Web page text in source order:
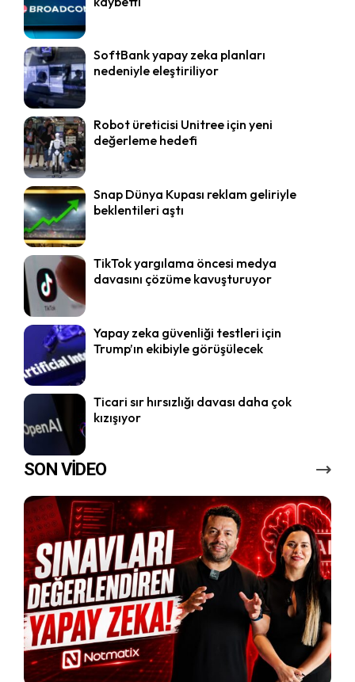
SoftBank yapay zeka planları
nedeniyle eleştiriliyor
Robot üreticisi Unitree için yeni
değerleme hedefi
Snap Dünya Kupası reklam geliriyle
beklentileri aştı
TikTok yargılama öncesi medya
davasını çözüme kavuşturuyor
Yapay zeka güvenliği testleri için
Trump’ın ekibiyle görüşülecek
Ticari sır hırsızlığı davası daha çok
kızışıyor
SON VİDEO